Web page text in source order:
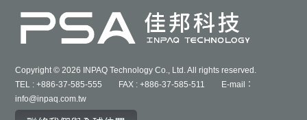
Copyright © 2026 INPAQ Technology Co., Ltd. All rights reserved.
TEL : +886-37-585-555 FAX : +886-37-585-511 E-mail：
info@inpaq.com.tw